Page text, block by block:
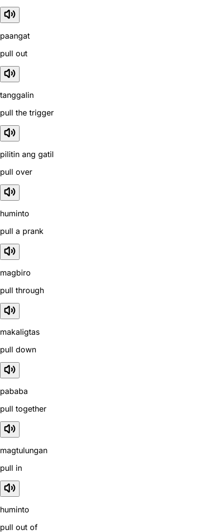
paangat
pull out
tanggalin
pull the trigger
pilitin ang gatil
pull over
huminto
pull a prank
magbiro
pull through
makaligtas
pull down
pababa
pull together
magtulungan
pull in
huminto
pull out of